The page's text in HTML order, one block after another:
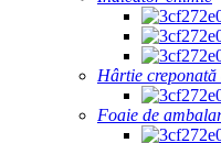
Hârtie creponată
Foaie de